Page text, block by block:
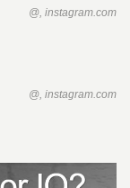
@, instagram.com
@, instagram.com